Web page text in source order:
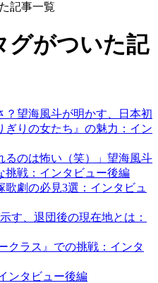
記事一覧
がついた記
？望海風斗が明かす、日本初
りの女たち』の魅力：イン
るのは怖い（笑）」望海風斗
挑戦：インタビュー後編
劇の必見3選：インタビュ
す、退団後の現在地とは：
クラス』での挑戦：インタ
ンタビュー後編